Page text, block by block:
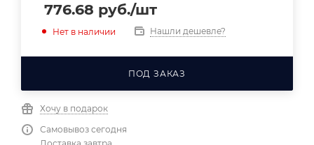
776.68 руб./шт
Нет в наличии Нашли дешевле?
ПОД ЗАКАЗ
Хочу в подарок
Самовывоз сегодня